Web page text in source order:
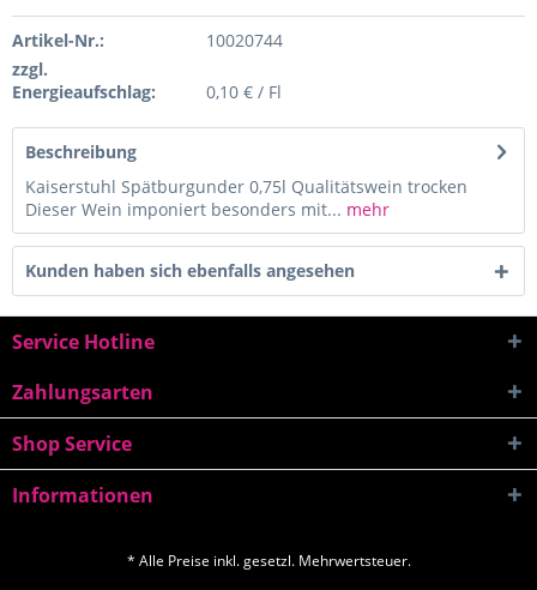
Artikel-Nr.:
10020744
zzgl.
Energieaufschlag:
0,10 € / Fl
Beschreibung
Kaiserstuhl Spätburgunder 0,75l Qualitätswein trocken
Dieser Wein imponiert besonders mit... mehr
Kunden haben sich ebenfalls angesehen
Service Hotline
Zahlungsarten
Shop Service
Informationen
* Alle Preise inkl. gesetzl. Mehrwertsteuer.